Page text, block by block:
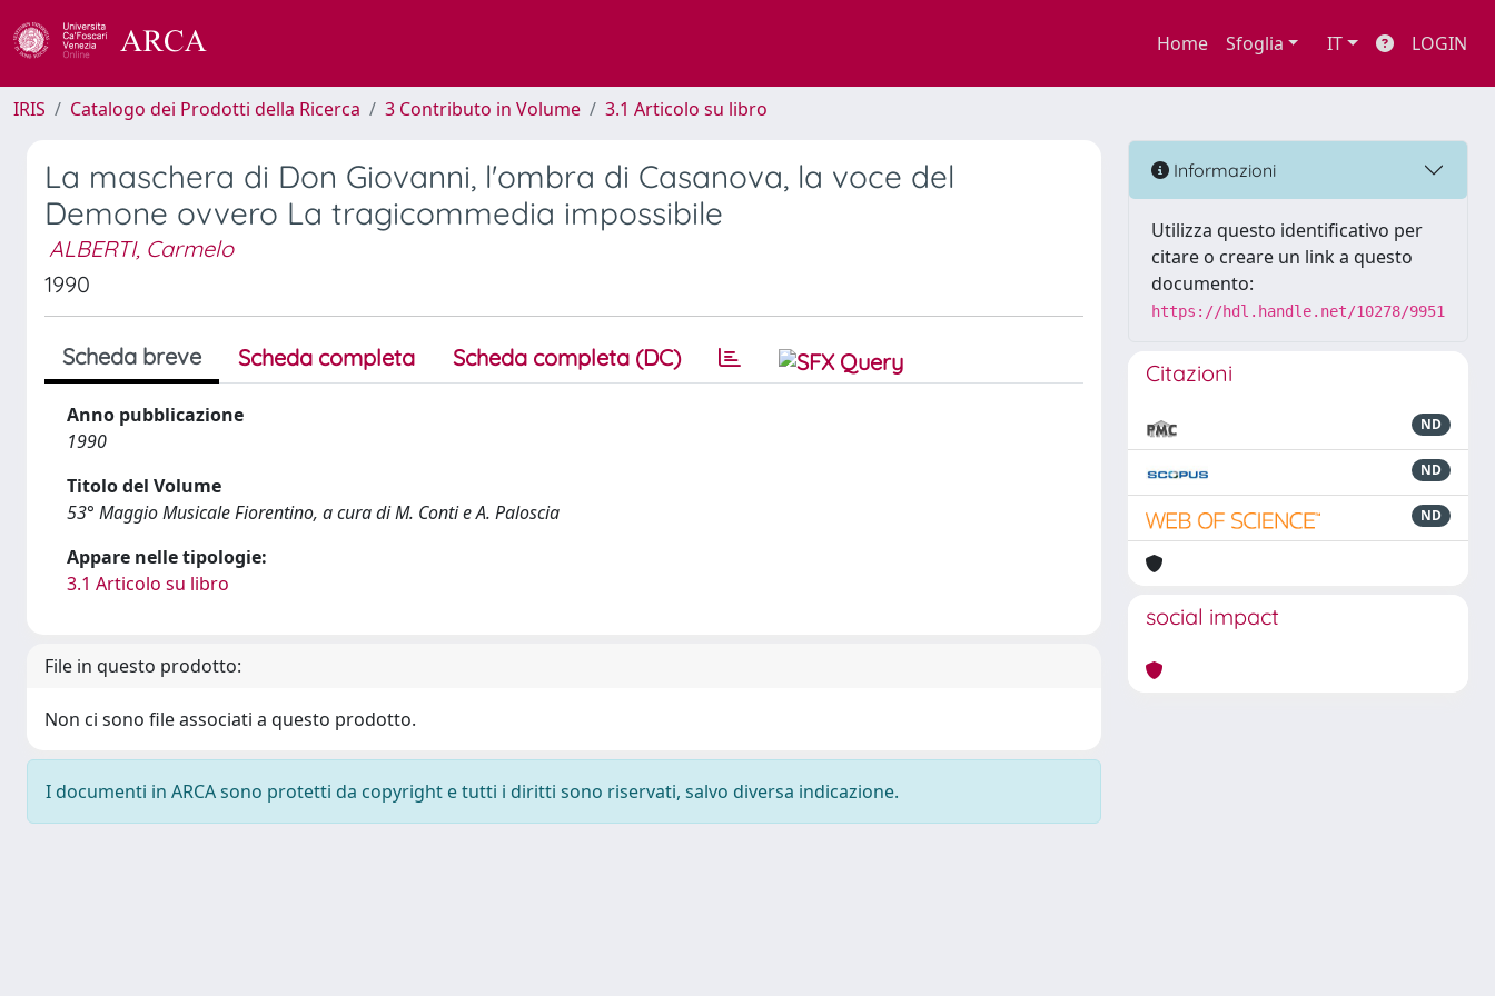
Home Sfoglia IT LOGIN
IRIS Catalogo dei Prodotti della Ricerca 3 Contributo in Volume 3.1 Articolo su libro
La maschera di Don Giovanni, l'ombra di Casanova, la voce del
Demone ovvero La tragicommedia impossibile
ALBERTI, Carmelo
1990
Scheda breve Scheda completa Scheda completa (DC)
Anno pubblicazione
1990
Titolo del Volume
53° Maggio Musicale Fiorentino, a cura di M. Conti e A. Paloscia
Appare nelle tipologie:
3.1 Articolo su libro
File in questo prodotto:
Non ci sono file associati a questo prodotto.
I documenti in ARCA sono protetti da copyright e tutti i diritti sono riservati, salvo diversa indicazione.
Informazioni
Utilizza questo identificativo per
citare o creare un link a questo
documento:
https://hdl.handle.net/10278/9951
Citazioni
ND
ND
ND
social impact